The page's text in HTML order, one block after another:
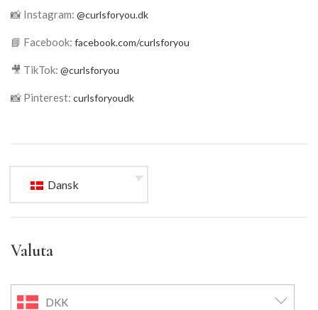
📸 Instagram: @curlsforyou.dk
📘 Facebook: facebook.com/curlsforyou
🎥 TikTok: @curlsforyou
📸 Pinterest: curlsforyoudk
Dansk
Valuta
DKK